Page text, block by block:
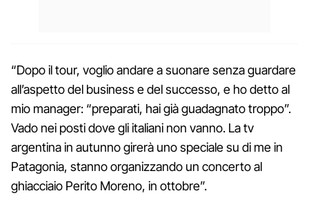
“Dopo il tour, voglio andare a suonare senza guardare
all’aspetto del business e del successo, e ho detto al
mio manager: “preparati, hai già guadagnato troppo”.
Vado nei posti dove gli italiani non vanno. La tv
argentina in autunno girerà uno speciale su di me in
Patagonia, stanno organizzando un concerto al
ghiacciaio Perito Moreno, in ottobre”.